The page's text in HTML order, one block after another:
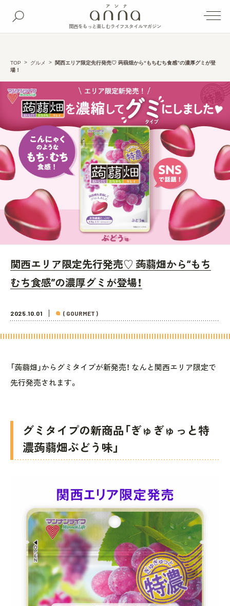
関西をもっと楽しむライフスタイルマガジン
TOP グルメ
関西エリア限定先行発売♡ 蒟蒻畑から“もちむち食感”の濃厚グミが登
場！
関西エリア限定先行発売♡ 蒟蒻畑から“もち
むち食感”の濃厚グミが登場！
2025.10.01 ( GOURMET )
「蒟蒻畑」からグミタイプが新発売！ なんと関西エリア限定で
先行発売されます。
グミタイプの新商品「ぎゅぎゅっと特
濃蒟蒻畑ぶどう味」